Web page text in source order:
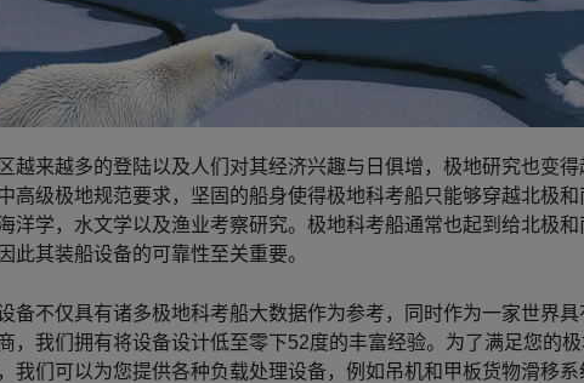
越来越多的登陆以及人们对其经济兴趣与日俱增，极地研究也变
高级极地规范要求，坚固的船身使得极地科考船只能够穿越北极
洋学，水文学以及渔业考察研究。极地科考船通常也起到给北极
此其装船设备的可靠性至关重要。
备不仅具有诸多极地科考船大数据作为参考，同时作为一家世界
，我们拥有将设备设计低至零下52度的丰富经验。为了满足您的
我们可以为您提供各种负载处理设备，例如吊机和甲板货物滑移